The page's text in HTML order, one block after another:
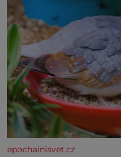
epochalnisvet.cz